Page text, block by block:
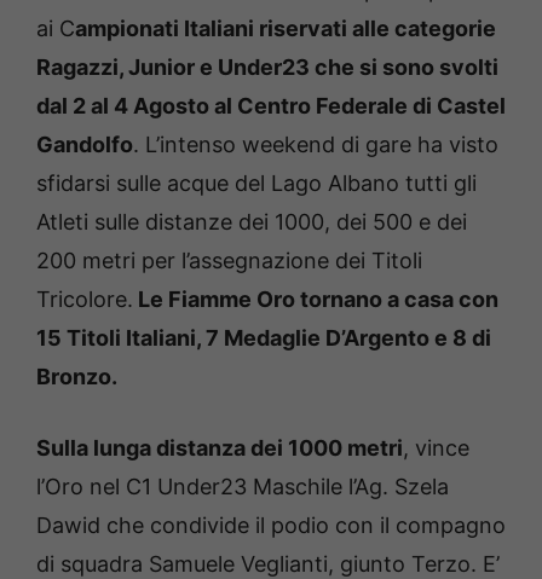
ai Campionati Italiani riservati alle categorie
Ragazzi, Junior e Under23 che si sono svolti
dal 2 al 4 Agosto al Centro Federale di Castel
Gandolfo. L’intenso weekend di gare ha visto
sfidarsi sulle acque del Lago Albano tutti gli
Atleti sulle distanze dei 1000, dei 500 e dei
200 metri per l’assegnazione dei Titoli
Tricolore. Le Fiamme Oro tornano a casa con
15 Titoli Italiani, 7 Medaglie D’Argento e 8 di
Bronzo.
Sulla lunga distanza dei 1000 metri, vince
l’Oro nel C1 Under23 Maschile l’Ag. Szela
Dawid che condivide il podio con il compagno
di squadra Samuele Veglianti, giunto Terzo. E’